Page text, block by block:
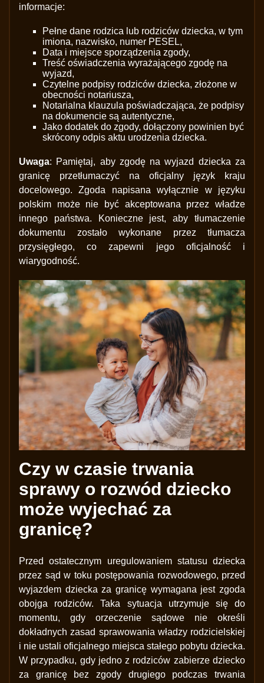
informacje:
Pełne dane rodzica lub rodziców dziecka, w tym
imiona, nazwisko, numer PESEL,
Data i miejsce sporządzenia zgody,
Treść oświadczenia wyrażającego zgodę na
wyjazd,
Czytelne podpisy rodziców dziecka, złożone w
obecności notariusza,
Notarialna klauzula poświadczająca, że podpisy
na dokumencie są autentyczne,
Jako dodatek do zgody, dołączony powinien być
skrócony odpis aktu urodzenia dziecka.
Uwaga: Pamiętaj, aby zgodę na wyjazd dziecka za
granicę przetłumaczyć na oficjalny język kraju
docelowego. Zgoda napisana wyłącznie w języku
polskim może nie być akceptowana przez władze
innego państwa. Konieczne jest, aby tłumaczenie
dokumentu zostało wykonane przez tłumacza
przysięgłego, co zapewni jego oficjalność i
wiarygodność.
Czy w czasie trwania
sprawy o rozwód dziecko
może wyjechać za
granicę?
Przed ostatecznym uregulowaniem statusu dziecka
przez sąd w toku postępowania rozwodowego, przed
wyjazdem dziecka za granicę wymagana jest zgoda
obojga rodziców. Taka sytuacja utrzymuje się do
momentu, gdy orzeczenie sądowe nie określi
dokładnych zasad sprawowania władzy rodzicielskiej
i nie ustali oficjalnego miejsca stałego pobytu dziecka.
W przypadku, gdy jedno z rodziców zabierze dziecko
za granicę bez zgody drugiego podczas trwania